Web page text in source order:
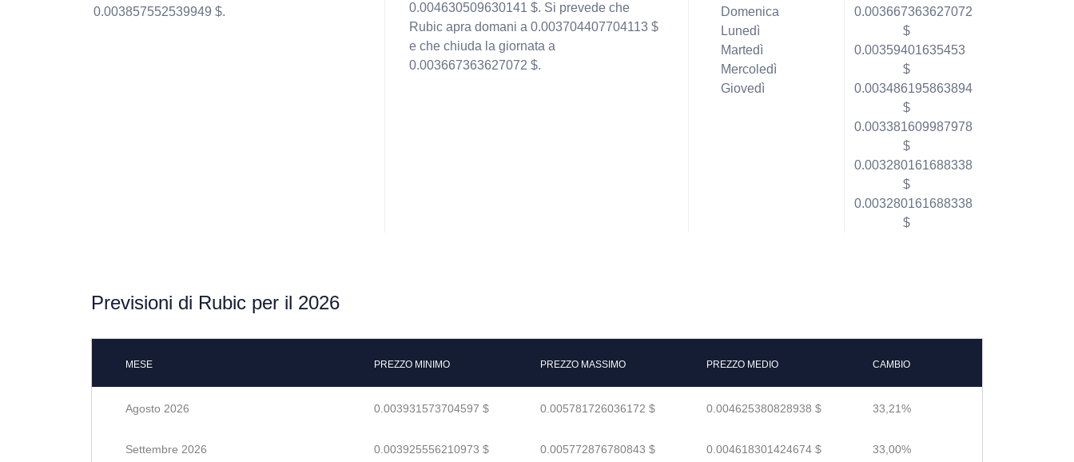
0.003857552539949 $.
0.004630509630141 $. Si prevede che
Rubic apra domani a 0.003704407704113 $
e che chiuda la giornata a
0.003667363627072 $.
Domenica
Lunedì
Martedì
Mercoledì
Giovedì
0.003667363627072
$
0.00359401635453
$
0.003486195863894
$
0.003381609987978
$
0.003280161688338
$
0.003280161688338
$
Previsioni di Rubic per il 2026
MESE PREZZO MINIMO PREZZO MASSIMO PREZZO MEDIO CAMBIO
Agosto 2026 0.003931573704597 $ 0.005781726036172 $ 0.004625380828938 $ 33,21%
Settembre 2026 0.003925556210973 $ 0.005772876780843 $ 0.004618301424674 $ 33,00%